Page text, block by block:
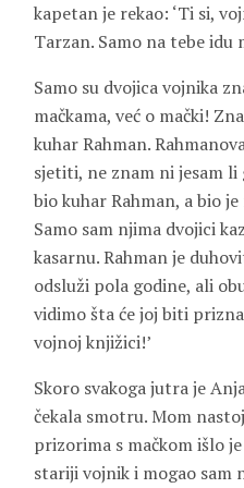
kapetan je rekao: ‘Ti si,
Tarzan. Samo na tebe idu
Samo su dvojica vojnika
mačkama, već o mački!
kuhar Rahman.
sjetiti, ne znam ni jesam li
bio kuhar Rahman, a bio
Samo sam njima dvojici
kasarnu. Rahman je
odsluži pola godine, ali
vidimo šta će joj biti
vojnoj knjižici!’
Skoro svakoga jutra je
čekala smotru. Mom
prizorima s mačkom išlo
stariji vojnik i mogao sam